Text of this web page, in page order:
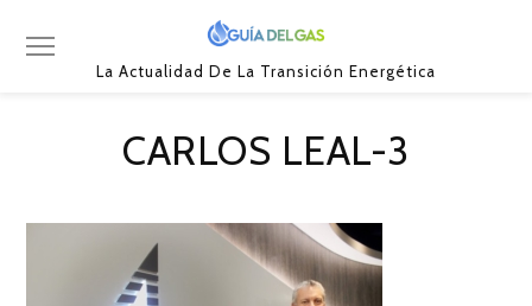
La Actualidad De La Transición Energética
CARLOS LEAL-3